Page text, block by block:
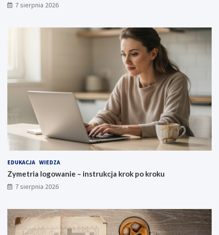
7 sierpnia 2026
EDUKACJA WIEDZA
Zymetria logowanie – instrukcja krok po kroku
7 sierpnia 2026